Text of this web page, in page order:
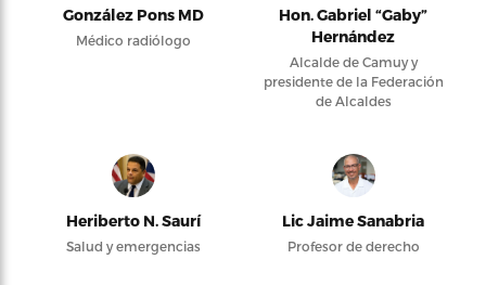
González Pons MD
Médico radiólogo
Hon. Gabriel “Gaby”
Hernández
Alcalde de Camuy y
presidente de la Federación
de Alcaldes
Heriberto N. Saurí
Salud y emergencias
Lic Jaime Sanabria
Profesor de derecho